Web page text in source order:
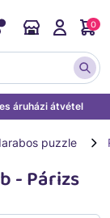
áruházi átvétel
0
puzzle
- Párizs